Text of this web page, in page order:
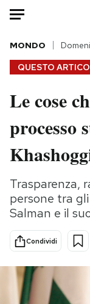
HOME
Italia
Politica
Tecnologia
Scienza
Cultura
Sport
PODCAST
QUESTO
MONDO
Le cose
processo
Trasparenza,
persone tra
Salman e il
Condividi